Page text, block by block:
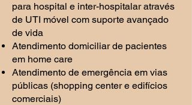
para hospital e inter-hospitalar através
de UTI móvel com suporte avançado
de vida
Atendimento domiciliar de pacientes
em home care
Atendimento de emergência em vias
públicas (shopping center e edifícios
comerciais)